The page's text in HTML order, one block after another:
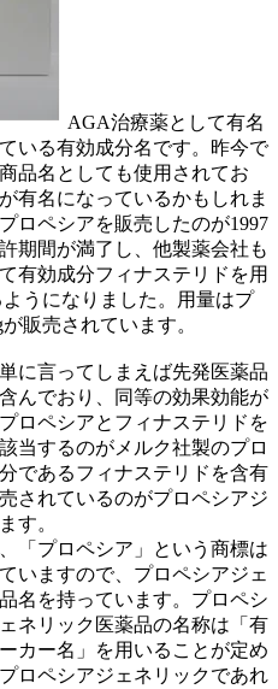
AGA治療薬として有名
いる有効成分名です。昨今で
品名としても使用されてお
有名になっているかもしれま
ロペシアを販売したのが1997
期間が満了し、他製薬会社も
有効成分フィナステリドを用
うになりました。用量はプ
販売されています。
に言ってしまえば先発医薬品
んでおり、同等の効果効能が
ロペシアとフィナステリドを
当するのがメルク社製のプロ
であるフィナステリドを含有
されているのがプロペシアジ
す。
「プロペシア」という商標は
いますので、プロペシアジェ
名を持っています。プロペシ
ネリック医薬品の名称は「有
カー名」を用いることが定め
ロペシアジェネリックであれ